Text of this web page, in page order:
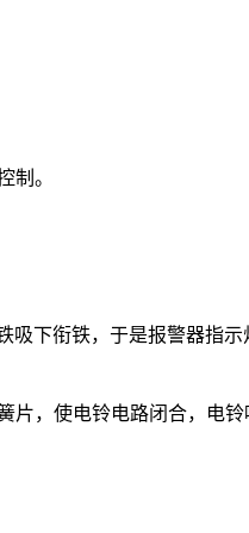
制。
下衔铁，于是报警器指示
，使电铃电路闭合，电